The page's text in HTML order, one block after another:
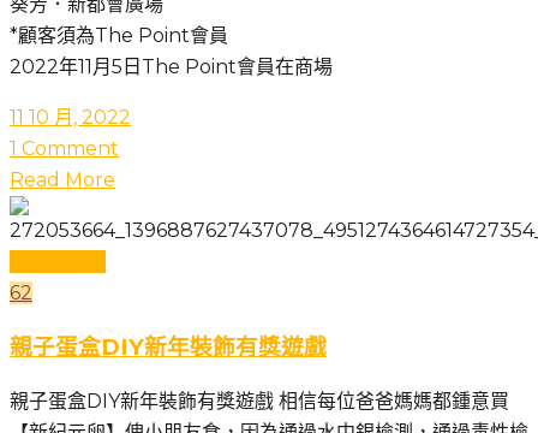
*顧客須為The Point會員
2022年11月5日The Point會員在商場
11 10 月, 2022
1 Comment
Read More
62
親子蛋盒DIY新年裝飾有獎遊戲
親子蛋盒DIY新年裝飾有獎遊戲 相信每位爸爸媽媽都鍾意買